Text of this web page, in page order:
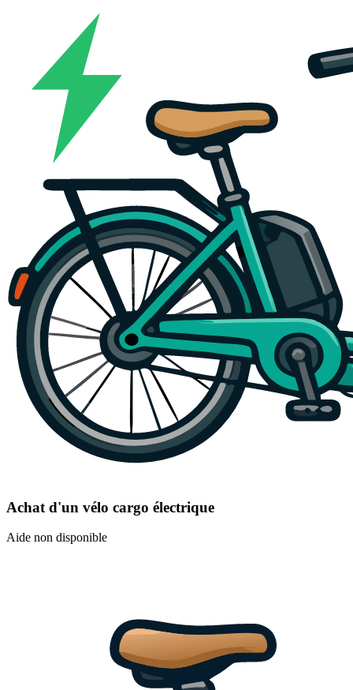
Achat d'un vélo cargo électrique
Aide non disponible